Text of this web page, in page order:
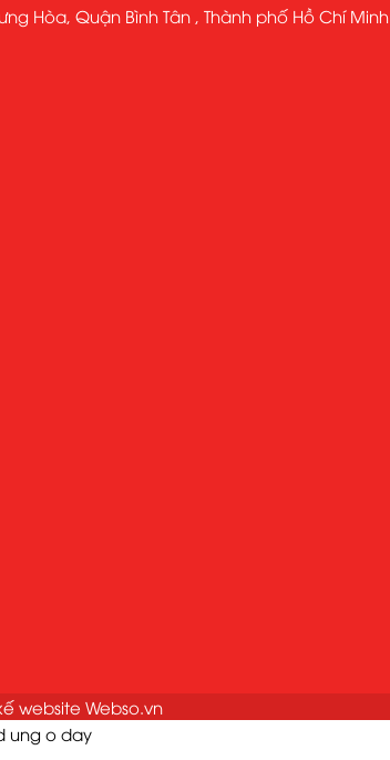
Hòa, Quận Bình Tân , Thành phố Hồ Chí Minh
website Webso.vn
ung o day